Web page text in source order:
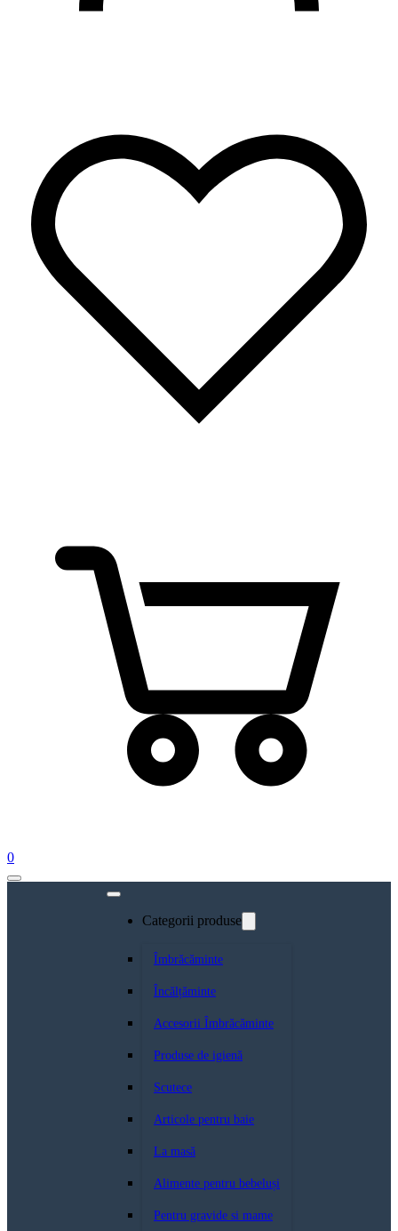
0
Categorii produse
Îmbrăcăminte
Încălțăminte
Accesorii Îmbrăcăminte
Produse de igienă
Scutece
Articole pentru baie
La masă
Alimente pentru bebeluși
Pentru gravide si mame